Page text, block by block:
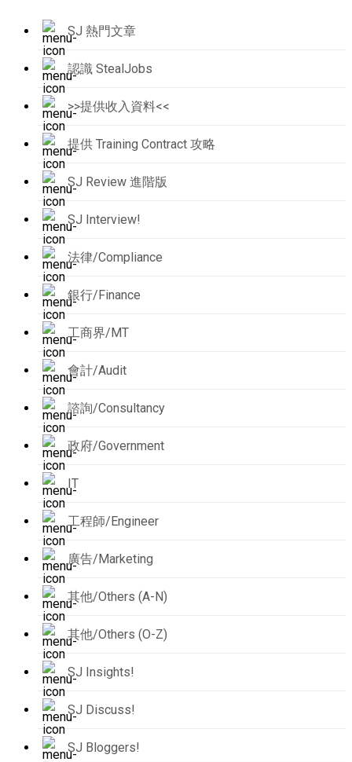
SJ 熱門文章
認識 StealJobs
>>提供收入資料<<
提供 Training Contract 攻略
SJ Review 進階版
SJ Interview!
法律/Compliance
銀行/Finance
工商界/MT
會計/Audit
諮詢/Consultancy
政府/Government
IT
工程師/Engineer
廣告/Marketing
其他/Others (A-N)
其他/Others (O-Z)
SJ Insights!
SJ Discuss!
SJ Bloggers!